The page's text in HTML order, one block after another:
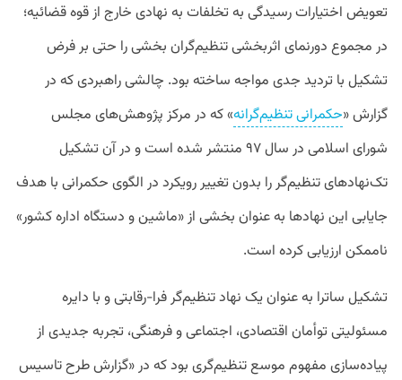
تعویض اختیارات رسیدگی به تخلفات به نهادی خارج از قوه قضائیه؛
در مجموع دورنمای اثربخشی تنظیم‌گران بخشی را حتی بر فرض
تشکیل با تردید جدی مواجه ساخته بود. چالشی راهبردی که در
گزارش «حکمرانی تنظیم‌گرانه» که در مرکز پژوهش‌های مجلس
شورای اسلامی در سال ۹۷ منتشر شده است و در آن تشکیل
تک‌نهادهای تنظیم‌گر را بدون تغییر رویکرد در الگوی حکمرانی با هدف
جایابی این نهادها به‌ عنوان بخشی از «ماشین و دستگاه اداره کشور»
ناممکن ارزیابی کرده است.
تشکیل ساترا به‌ عنوان یک نهاد تنظیم‌گر فرا-رقابتی و با دایره
مسئولیتی توأمان اقتصادی، اجتماعی و فرهنگی، تجربه جدیدی از
پیاده‌سازی مفهوم موسع تنظیم‌گری بود که در «گزارش طرح تاسیس